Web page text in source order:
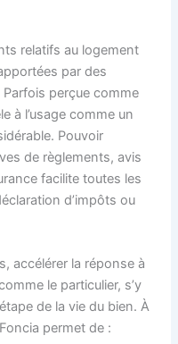
relatifs au logement
par des
Parfois perçue comme
à l’usage comme un
Pouvoir
de règlements, avis
facilite toutes les
d’impôts ou
accélérer la réponse à
le particulier, s’y
de la vie du bien. À
permet de :